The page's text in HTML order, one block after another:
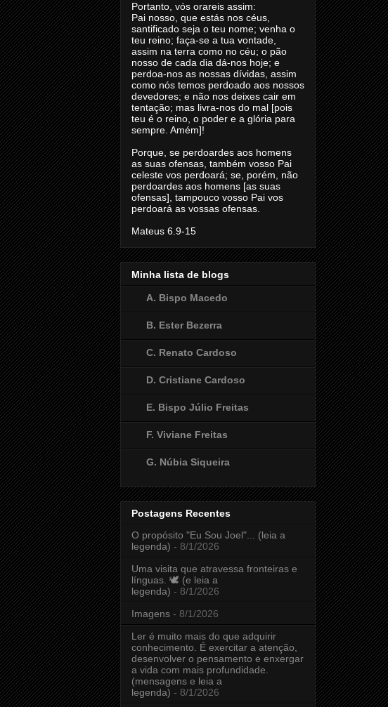
Portanto, vós orareis assim:
Pai nosso, que estás nos céus,
santificado seja o teu nome; venha o
teu reino; faça-se a tua vontade,
assim na terra como no céu; o pão
nosso de cada dia dá-nos hoje; e
perdoa-nos as nossas dívidas, assim
como nós temos perdoado aos nossos
devedores; e não nos deixes cair em
tentação; mas livra-nos do mal [pois
teu é o reino, o poder e a glória para
sempre. Amém]!
Porque, se perdoardes aos homens
as suas ofensas, também vosso Pai
celeste vos perdoará; se, porém, não
perdoardes aos homens [as suas
ofensas], tampouco vosso Pai vos
perdoará as vossas ofensas.
Mateus 6.9-15
Minha lista de blogs
A. Bispo Macedo
B. Ester Bezerra
C. Renato Cardoso
D. Cristiane Cardoso
E. Bispo Júlio Freitas
F. Viviane Freitas
G. Núbia Siqueira
Postagens Recentes
O propósito "Eu Sou Joel"... (leia a
legenda) - 8/1/2026
Uma visita que atravessa fronteiras e
línguas. 🕊️ (e leia a
legenda) - 8/1/2026
Imagens - 8/1/2026
Ler é muito mais do que adquirir
conhecimento. É exercitar a atenção,
desenvolver o pensamento e enxergar
a vida com mais profundidade.
(mensagens e leia a
legenda) - 8/1/2026